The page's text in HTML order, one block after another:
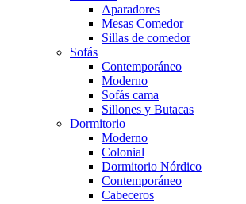
Aparadores
Mesas Comedor
Sillas de comedor
Sofás
Contemporáneo
Moderno
Sofás cama
Sillones y Butacas
Dormitorio
Moderno
Colonial
Dormitorio Nórdico
Contemporáneo
Cabeceros